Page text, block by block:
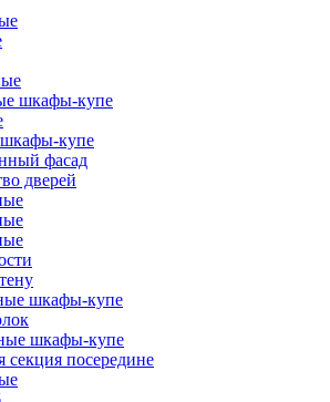
шкафы-купе
купе
фасад
дверей
шкафы-купе
шкафы-купе
секция посередине